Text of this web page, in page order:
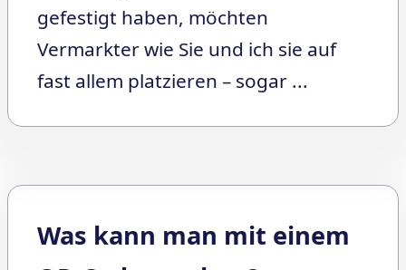
gefestigt haben, möchten
Vermarkter wie Sie und ich sie auf
fast allem platzieren – sogar ...
Was kann man mit einem